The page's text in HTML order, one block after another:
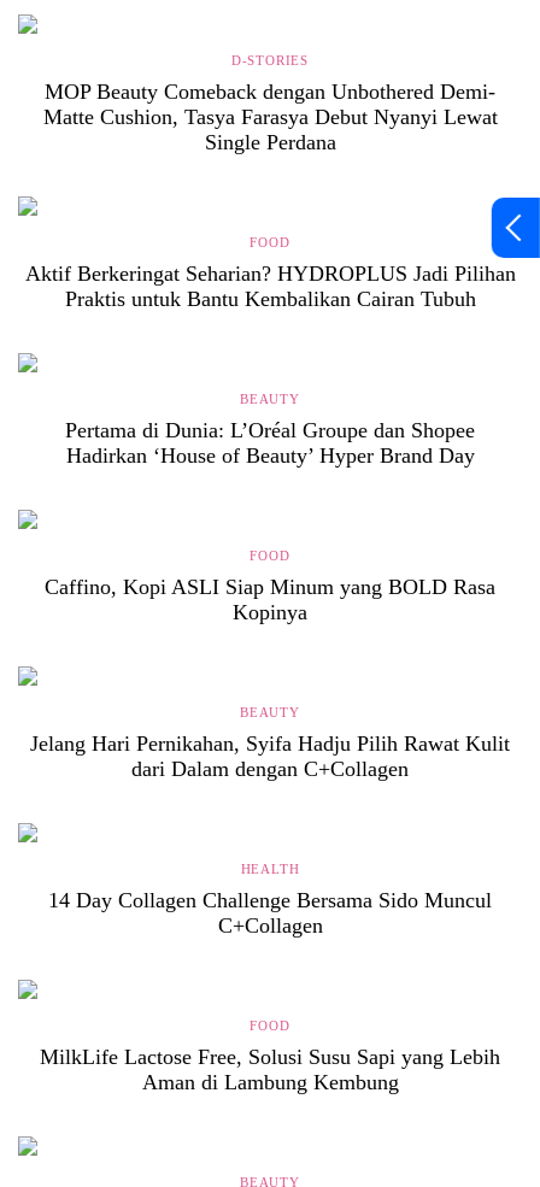
D-STORIES
MOP Beauty Comeback dengan Unbothered Demi-
Matte Cushion, Tasya Farasya Debut Nyanyi Lewat
Single Perdana
FOOD
Aktif Berkeringat Seharian? HYDROPLUS Jadi Pilihan
Praktis untuk Bantu Kembalikan Cairan Tubuh
BEAUTY
Pertama di Dunia: L’Oréal Groupe dan Shopee
Hadirkan ‘House of Beauty’ Hyper Brand Day
FOOD
Caffino, Kopi ASLI Siap Minum yang BOLD Rasa
Kopinya
BEAUTY
Jelang Hari Pernikahan, Syifa Hadju Pilih Rawat Kulit
dari Dalam dengan C+Collagen
HEALTH
14 Day Collagen Challenge Bersama Sido Muncul
C+Collagen
FOOD
MilkLife Lactose Free, Solusi Susu Sapi yang Lebih
Aman di Lambung Kembung
BEAUTY